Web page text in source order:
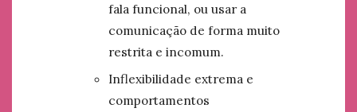
fala funcional, ou usar a
comunicação de forma muito
restrita e incomum.
Inflexibilidade extrema e
comportamentos